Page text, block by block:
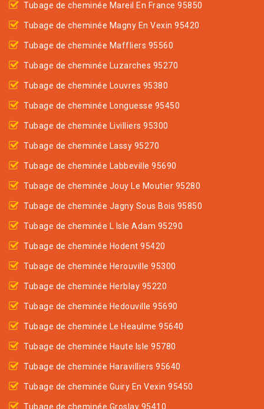
Tubage de cheminée Mareil En France 95850
Tubage de cheminée Magny En Vexin 95420
Tubage de cheminée Maffliers 95560
Tubage de cheminée Luzarches 95270
Tubage de cheminée Louvres 95380
Tubage de cheminée Longuesse 95450
Tubage de cheminée Livilliers 95300
Tubage de cheminée Lassy 95270
Tubage de cheminée Labbeville 95690
Tubage de cheminée Jouy Le Moutier 95280
Tubage de cheminée Jagny Sous Bois 95850
Tubage de cheminée L Isle Adam 95290
Tubage de cheminée Hodent 95420
Tubage de cheminée Herouville 95300
Tubage de cheminée Herblay 95220
Tubage de cheminée Hedouville 95690
Tubage de cheminée Le Heaulme 95640
Tubage de cheminée Haute Isle 95780
Tubage de cheminée Haravilliers 95640
Tubage de cheminée Guiry En Vexin 95450
Tubage de cheminée Groslay 95410